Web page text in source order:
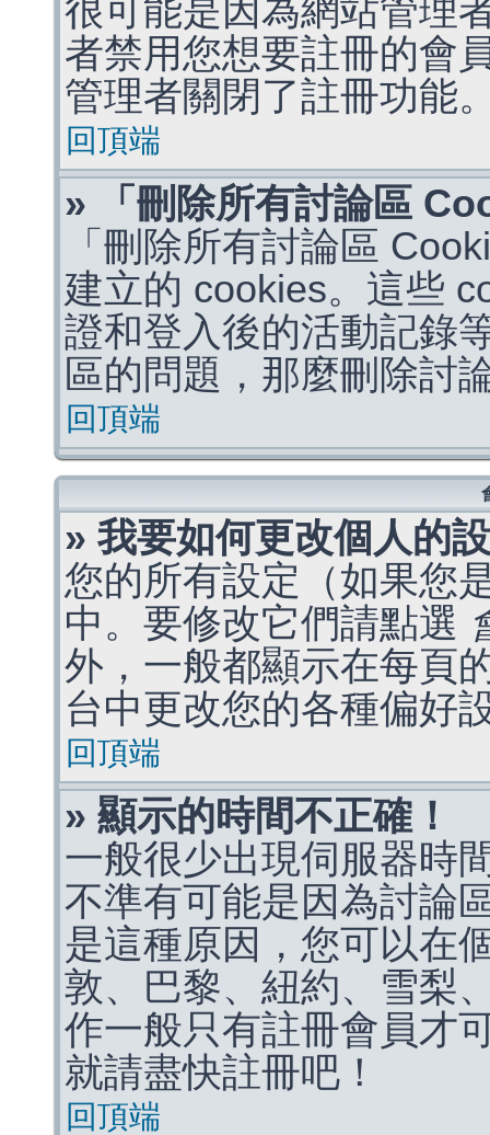
很可能是因為網站管理
者禁用您想要註冊的會
管理者關閉了註冊功能
回頂端
» 「刪除所有討論區
「刪除所有討論區
建立的 cookies。這些
證和登入後的活動記錄
區的問題，那麼刪除討
回頂端
» 我要如何更改個人的
您的所有設定（如果您
中。要修改它們請點選
外，一般都顯示在每頁
台中更改您的各種偏好
回頂端
» 顯示的時間不正確！
一般很少出現伺服器時
不準有可能是因為討論
是這種原因，您可以在
敦、巴黎、紐約、雪梨
作一般只有註冊會員才
就請盡快註冊吧！
回頂端